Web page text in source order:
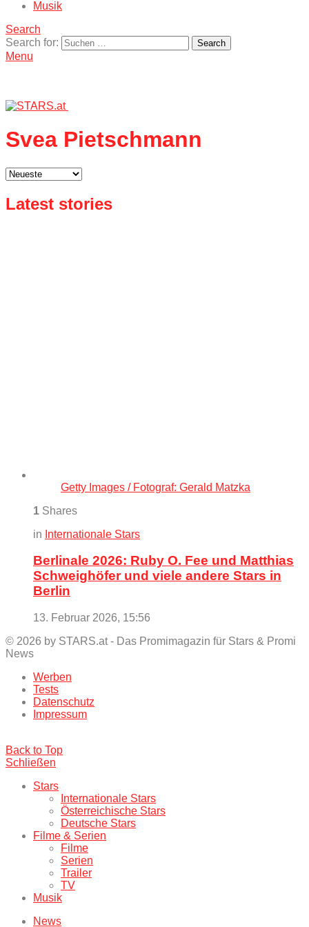
Musik
Search
Search for:
Search
Menu
Svea Pietschmann
Latest stories
Getty Images / Fotograf: Gerald Matzka
1 Shares
in Internationale Stars
Berlinale 2026: Ruby O. Fee und Matthias
Schweighöfer und viele andere Stars in
Berlin
13. Februar 2026, 15:56
© 2026 by STARS.at - Das Promimagazin für Stars & Promi
News
Werben
Tests
Datenschutz
Impressum
Back to Top
Schließen
Stars
Internationale Stars
Österreichische Stars
Deutsche Stars
Filme & Serien
Filme
Serien
Trailer
TV
Musik
News